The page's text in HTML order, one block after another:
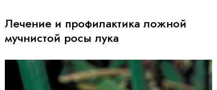
Лечение и профилактика ложной
мучнистой росы лука